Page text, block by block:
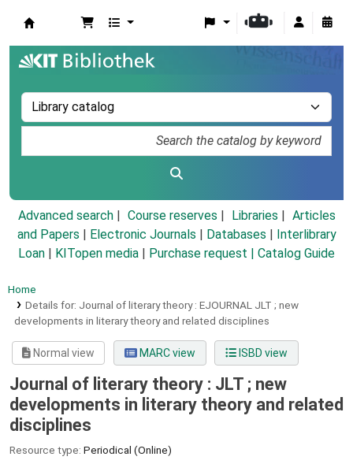
Advanced search Course reserves Libraries
Articles
and Papers
Electronic Journals Databases
Interlibrary
Loan
KITopen media Purchase request | Catalog Guide
Home
Details for: Journal of literary theory : EJOURNAL JLT ; new
developments in literary theory and related disciplines
Normal view MARC view ISBD view
Journal of literary theory : JLT ; new
developments in literary theory and related
disciplines
Resource type: Periodical (Online)